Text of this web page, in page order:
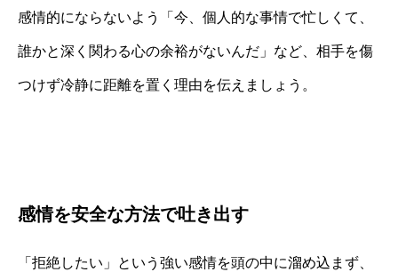
感情的にならないよう「今、個人的な事情で忙しくて、
誰かと深く関わる心の余裕がないんだ」など、相手を傷
つけず冷静に距離を置く理由を伝えましょう。
感情を安全な方法で吐き出す
「拒絶したい」という強い感情を頭の中に溜め込まず、